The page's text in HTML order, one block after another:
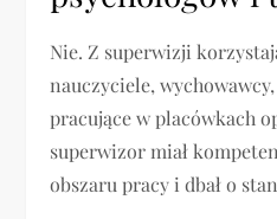
Nie. Z superwizji
nauczyciele,
pracujące w placówkach
superwizor miał
obszaru pracy i dbał o